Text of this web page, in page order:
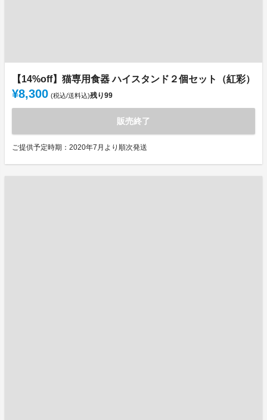
【14%off】猫専用食器 ハイスタンド２個セット（紅彩）
¥8,300 (税込/送料込)残り99
販売終了
ご提供予定時期：2020年7月より順次発送